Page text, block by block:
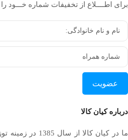
برای اطــــلاع از تخفیفات شماره خـــود را
عضویت
درباره کیان کالا
ما در کیان کالا